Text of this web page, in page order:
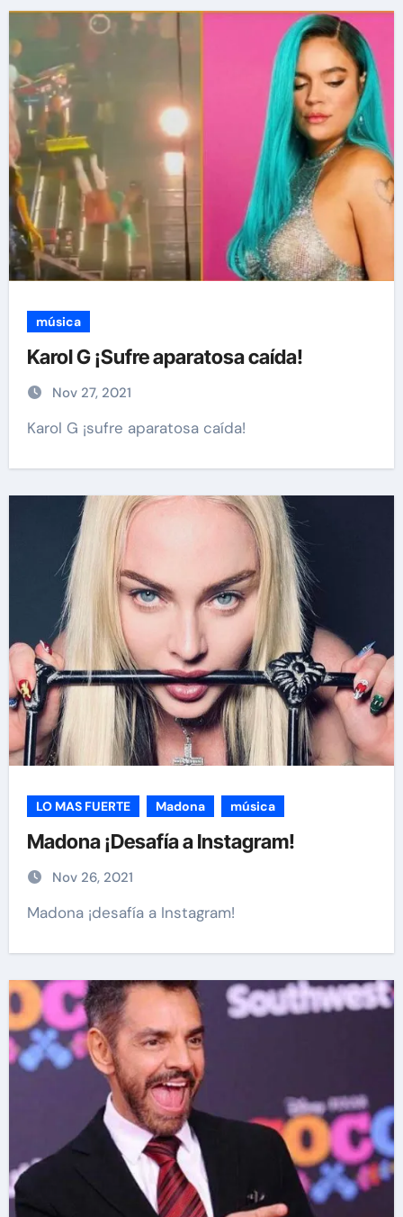
música
Karol G ¡Sufre aparatosa caída!
Nov 27, 2021
Karol G ¡sufre aparatosa caída!
LO MAS FUERTE Madona música
Madona ¡Desafía a Instagram!
Nov 26, 2021
Madona ¡desafía a Instagram!